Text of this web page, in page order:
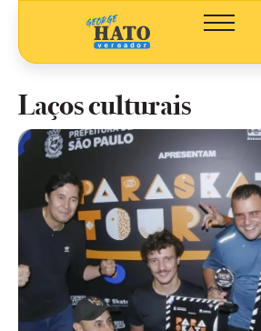
Laços culturais